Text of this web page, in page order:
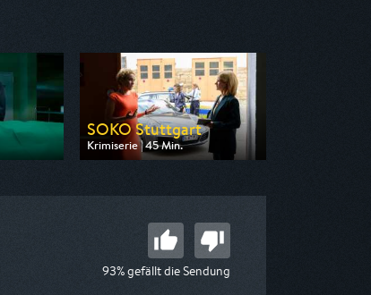
SOKO Stuttgart
Krimiserie | 45 Min.
Ausgestrahlt von ZDF
93% gefällt die Sendung